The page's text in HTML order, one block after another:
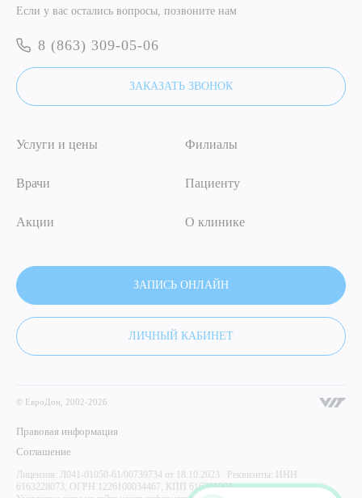
Если у вас остались вопросы, позвоните нам
8 (863) 309-05-06
ЗАКАЗАТЬ ЗВОНОК
Услуги и цены
Врачи
Акции
Филиалы
Пациенту
О клинике
ЗАПИСЬ ОНЛАЙН
ЛИЧНЫЙ КАБИНЕТ
© ЕвроДон, 2002-2026
Правовая информация
Соглашение
Лицензия: Л041-01050-61/00739734 от 18.10.2023 Реквизиты: ИНН
6163228073, ОГРН 1226100034467, КПП 616301001